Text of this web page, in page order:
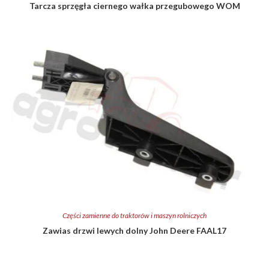
Tarcza sprzęgła ciernego wałka przegubowego WOM
Części zamienne do traktorów i maszyn rolniczych
Zawias drzwi lewych dolny John Deere FAAL17